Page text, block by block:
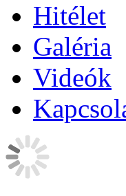
Hitélet
Galéria
Videók